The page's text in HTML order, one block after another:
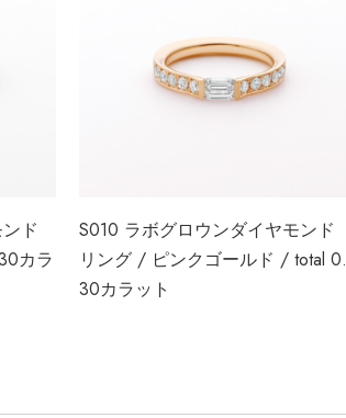
ド
カラ
S010 ラボグロウンダイヤモンド
リング / ピンクゴールド / total 0.
30カラット